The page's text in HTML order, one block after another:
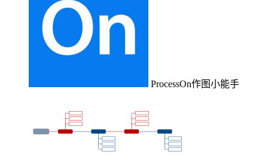
ProcessOn作图小能手